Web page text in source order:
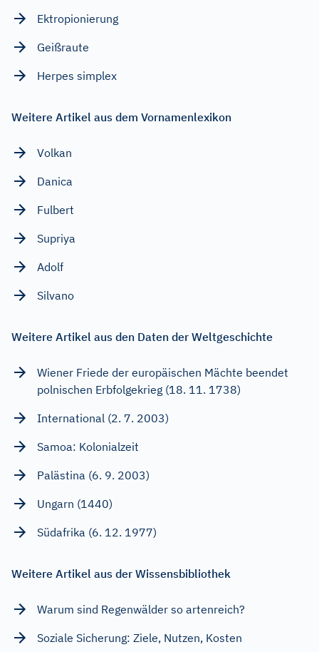
Ektropionierung
Geißraute
Herpes simplex
Weitere Artikel aus dem Vornamenlexikon
Volkan
Danica
Fulbert
Supriya
Adolf
Silvano
Weitere Artikel aus den Daten der Weltgeschichte
Wiener Friede der europäischen Mächte beendet
polnischen Erbfolgekrieg (18. 11. 1738)
International (2. 7. 2003)
Samoa: Kolonialzeit
Palästina (6. 9. 2003)
Ungarn (1440)
Südafrika (6. 12. 1977)
Weitere Artikel aus der Wissensbibliothek
Warum sind Regenwälder so artenreich?
Soziale Sicherung: Ziele, Nutzen, Kosten